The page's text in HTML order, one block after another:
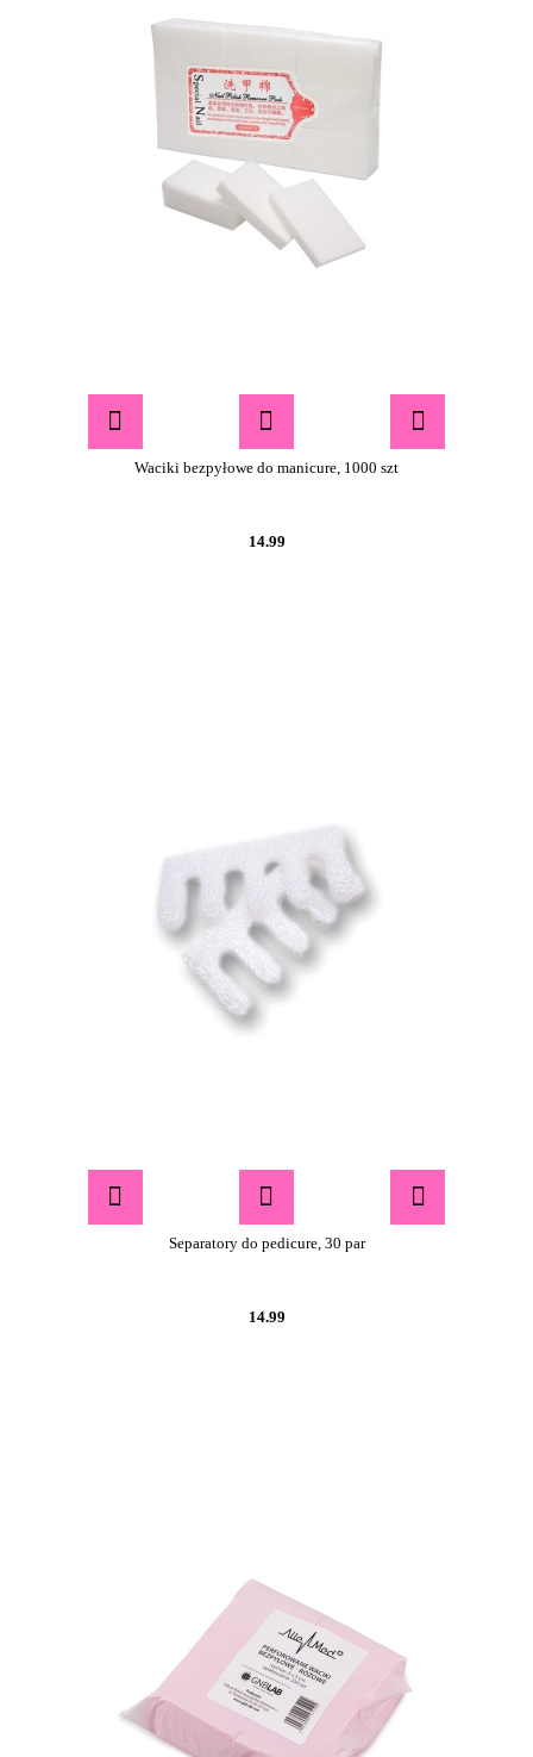
Waciki bezpyłowe do manicure, 1000 szt
14.99
Separatory do pedicure, 30 par
14.99